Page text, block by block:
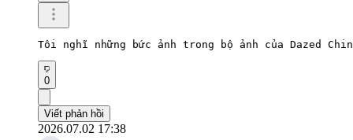
Tôi nghĩ những bức ảnh trong bộ ảnh của Dazed
0
Viết phản hồi
2026.07.02 17:38